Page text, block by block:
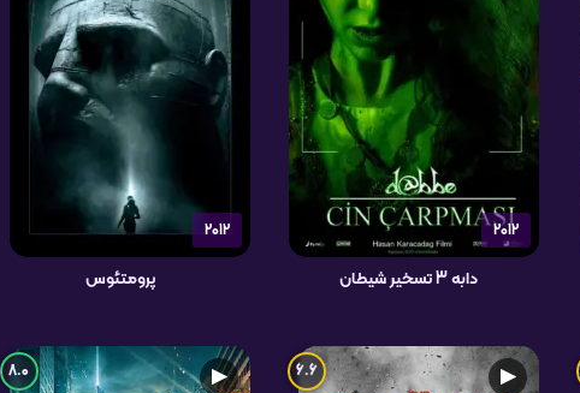
2012
دابه 3 تسخیر شیطان
2012
پرومتئوس
▶
6.6
▶
8.0